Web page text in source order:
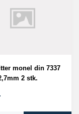
monel din 7337
2 stk.